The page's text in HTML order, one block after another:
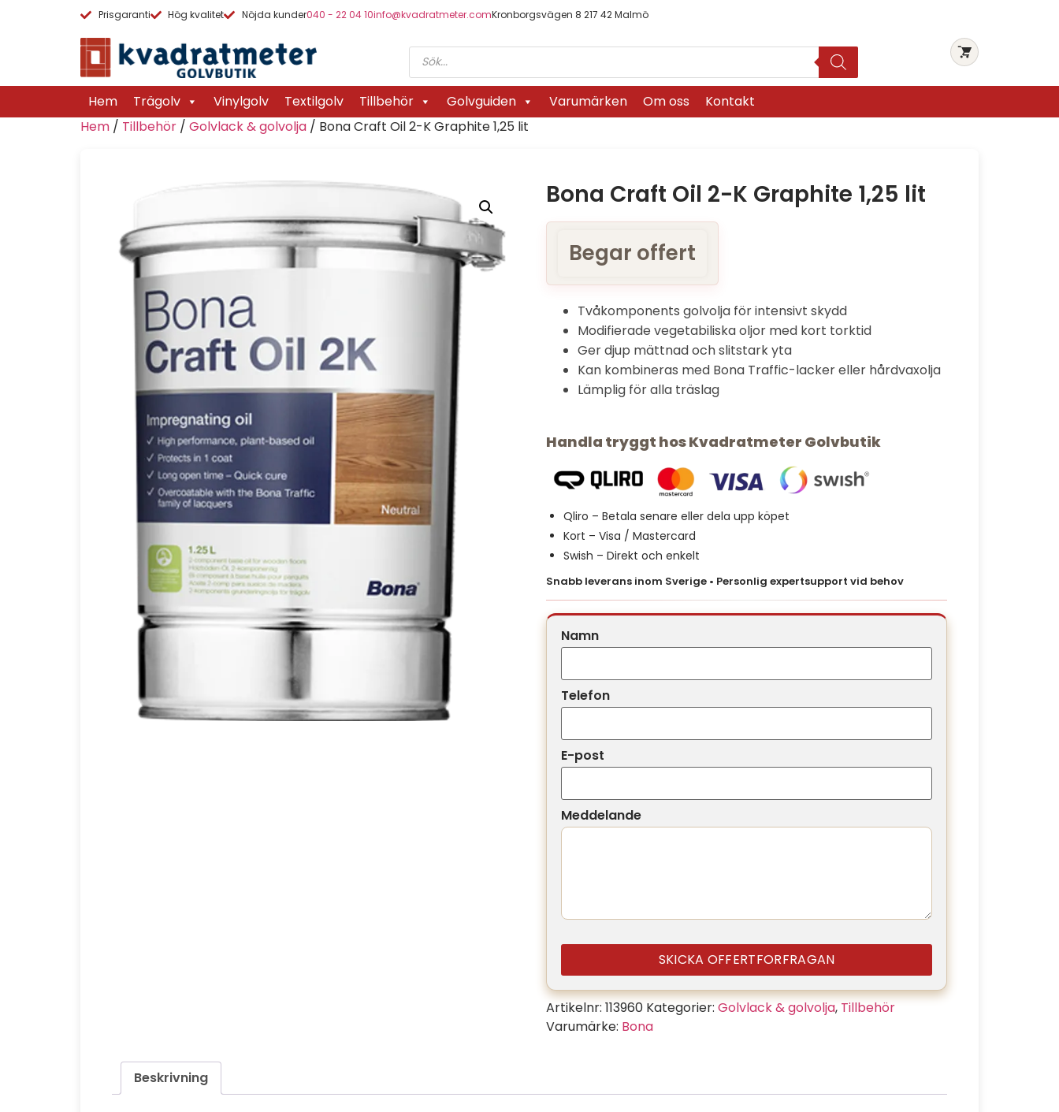
Prisgaranti Hög kvalitet Nöjda kunder040 - 22 04 10info@kvadratmeter.comKronborgsvägen 8 217 42 Malmö
Hem Trägolv Vinylgolv Textilgolv Tillbehör Golvguiden Varumärken Om oss
Kontakt
Hem / Tillbehör / Golvlack & golvolja / Bona Craft Oil 2-K Graphite 1,25 lit
Bona Craft Oil 2-K Graphite 1,25 lit
Begar offert
Tvåkomponents golvolja för intensivt skydd
Modifierade vegetabiliska oljor med kort torktid
Ger djup mättnad och slitstark yta
Kan kombineras med Bona Traffic-lacker eller hårdvaxolja
Lämplig för alla träslag
Handla tryggt hos Kvadratmeter Golvbutik
Qliro – Betala senare eller dela upp köpet
Kort – Visa / Mastercard
Swish – Direkt och enkelt
Snabb leverans inom Sverige • Personlig expertsupport vid behov
Namn
Telefon
E-post
Meddelande
SKICKA OFFERTFORFRAGAN
Artikelnr:113960 Kategorier:Golvlack & golvolja, Tillbehör
Varumärke: Bona
Beskrivning